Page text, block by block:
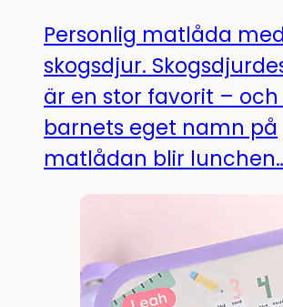
Personlig matlåda
skogsdjur.
är en stor favorit –
barnets eget namn på
matlådan blir